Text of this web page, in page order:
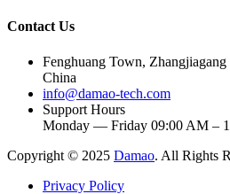
Contact Us
Fenghuang Town,
China
info@damao-tech.com
Support Hours
Monday — Friday 09:00 AM –
Copyright © 2025 Damao. All Rights
Privacy Policy